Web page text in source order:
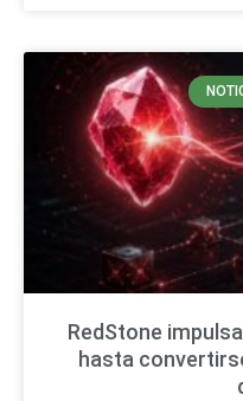
RedStone
hasta